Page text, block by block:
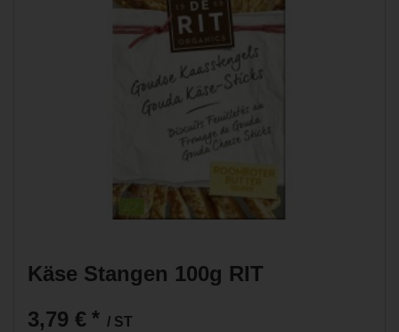
Käse Stangen 100g RIT
3,79 € * / ST